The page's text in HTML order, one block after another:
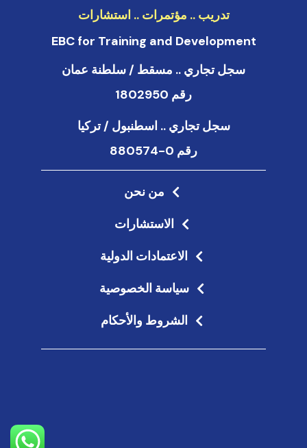
تدريب .. مؤتمرات .. استشارات
EBC for Training and Development
سجل تجاري .. مسقط / سلطنة عمان
رقم 1802950
سجل تجاري .. اسطنبول / تركيا
رقم 0-880574
من نحن
الاستشارات
الاعتمادات الدولية
سياسة الخصوصية
الشروط والأحكام